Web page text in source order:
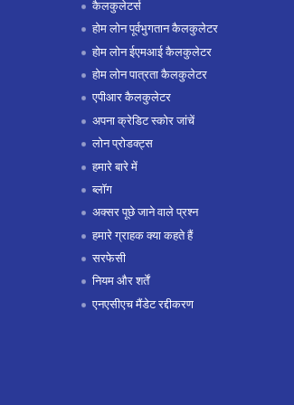
कैलकुलेटर्स
होम लोन पूर्वभुगतान कैलकुलेटर
होम लोन ईएमआई कैलकुलेटर
होम लोन पात्रता कैलकुलेटर
एपीआर कैलकुलेटर
अपना क्रेडिट स्कोर जांचें
लोन प्रोडक्ट्स
हमारे बारे में
ब्लॉग
अक्सर पूछे जाने वाले प्रश्न
हमारे ग्राहक क्या कहते हैं
सरफेसी
नियम और शर्तें
एनएसीएच मैंडेट रद्दीकरण